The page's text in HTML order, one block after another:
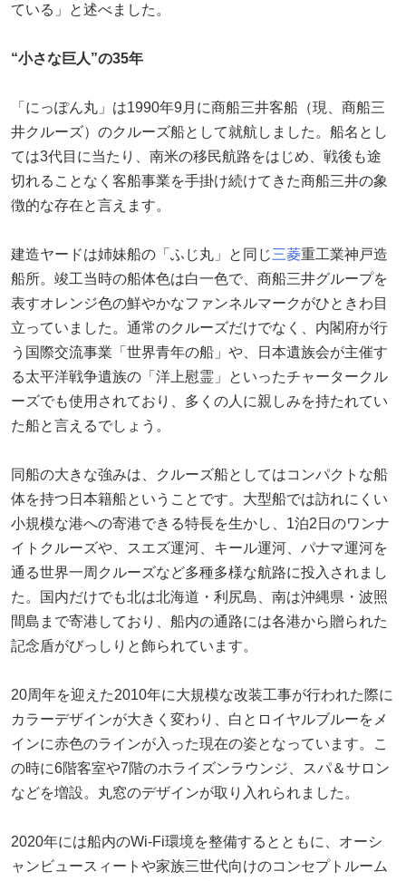
ている」と述べました。
“小さな巨人”の35年
「にっぽん丸」は1990年9月に商船三井客船（現、商船三
井クルーズ）のクルーズ船として就航しました。船名とし
ては3代目に当たり、南米の移民航路をはじめ、戦後も途
切れることなく客船事業を手掛け続けてきた商船三井の象
徴的な存在と言えます。
建造ヤードは姉妹船の「ふじ丸」と同じ三菱重工業神戸造
船所。竣工当時の船体色は白一色で、商船三井グループを
表すオレンジ色の鮮やかなファンネルマークがひときわ目
立っていました。通常のクルーズだけでなく、内閣府が行
う国際交流事業「世界青年の船」や、日本遺族会が主催す
る太平洋戦争遺族の「洋上慰霊」といったチャータークル
ーズでも使用されており、多くの人に親しみを持たれてい
た船と言えるでしょう。
同船の大きな強みは、クルーズ船としてはコンパクトな船
体を持つ日本籍船ということです。大型船では訪れにくい
小規模な港への寄港できる特長を生かし、1泊2日のワンナ
イトクルーズや、スエズ運河、キール運河、パナマ運河を
通る世界一周クルーズなど多種多様な航路に投入されまし
た。国内だけでも北は北海道・利尻島、南は沖縄県・波照
間島まで寄港しており、船内の通路には各港から贈られた
記念盾がびっしりと飾られています。
20周年を迎えた2010年に大規模な改装工事が行われた際に
カラーデザインが大きく変わり、白とロイヤルブルーをメ
インに赤色のラインが入った現在の姿となっています。こ
の時に6階客室や7階のホライズンラウンジ、スパ＆サロン
などを増設。丸窓のデザインが取り入れられました。
2020年には船内のWi-Fi環境を整備するとともに、オーシ
ャンビュースィートや家族三世代向けのコンセプトルーム